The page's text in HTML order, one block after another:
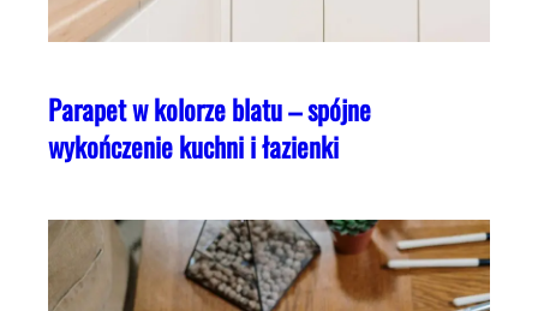
Parapet w kolorze blatu – spójne
wykończenie kuchni i łazienki